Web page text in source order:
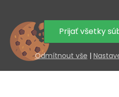
VŠETKO O NÁKUPE
UŽITOČNÉ INFORMÁCIE
Prijať všetky
Odmítnout vše |